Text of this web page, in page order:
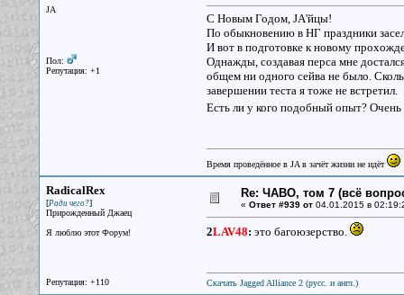
JA
Пол:
Репутация: +1
С Новым Годом, JA'йцы!
По обыкновению в НГ праздники
И вот в подготовке к новому
Однажды, создавая перса мне
общем ни одного сейва не было.
завершении теста я тоже не встретил.
Есть ли у кого подобный опыт?
Время проведённое в JA в зачёт жизни не идёт
RadicalRex
[Ради чего?]
Прирожденный Джаец
Я люблю этот Форум!
Репутация: +110
Re: ЧАВО, том 7 (всё
« Ответ #939 от04.01.2015 в
2LAV48: это багоюзерство.
Скачать Jagged Alliance 2 (русс. и англ.)